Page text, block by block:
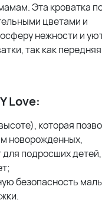
Эта кроватка
цветами и
нежности и
так как
Love:
которая
новорожденных,
подросших
безопасность